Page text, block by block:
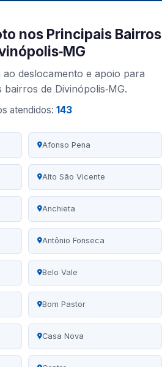
nos Principais Bairros
ao deslocamento e apoio para
de Divinópolis‑MG.
atendidos: 143
Afonso Pena
Alto São Vicente
Anchieta
Antônio Fonseca
Belo Vale
Bom Pastor
Casa Nova